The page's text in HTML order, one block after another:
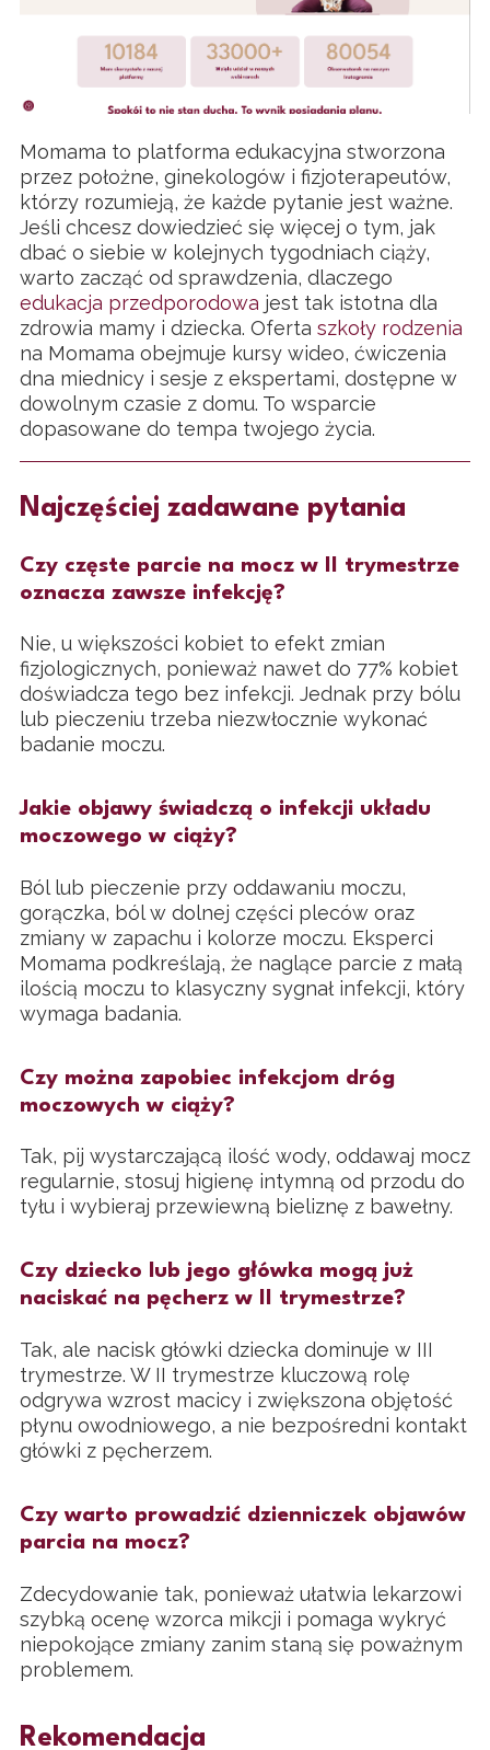
Momama to platforma edukacyjna stworzona
przez położne, ginekologów i fizjoterapeutów,
którzy rozumieją, że każde pytanie jest ważne.
Jeśli chcesz dowiedzieć się więcej o tym, jak
dbać o siebie w kolejnych tygodniach ciąży,
warto zacząć od sprawdzenia, dlaczego
edukacja przedporodowa jest tak istotna dla
zdrowia mamy i dziecka. Oferta szkoły rodzenia
na Momama obejmuje kursy wideo, ćwiczenia
dna miednicy i sesje z ekspertami, dostępne w
dowolnym czasie z domu. To wsparcie
dopasowane do tempa twojego życia.
Najczęściej zadawane pytania
Czy częste parcie na mocz w II trymestrze
oznacza zawsze infekcję?
Nie, u większości kobiet to efekt zmian
fizjologicznych, ponieważ nawet do 77% kobiet
doświadcza tego bez infekcji. Jednak przy bólu
lub pieczeniu trzeba niezwłocznie wykonać
badanie moczu.
Jakie objawy świadczą o infekcji układu
moczowego w ciąży?
Ból lub pieczenie przy oddawaniu moczu,
gorączka, ból w dolnej części pleców oraz
zmiany w zapachu i kolorze moczu. Eksperci
Momama podkreślają, że naglące parcie z małą
ilością moczu to klasyczny sygnał infekcji, który
wymaga badania.
Czy można zapobiec infekcjom dróg
moczowych w ciąży?
Tak, pij wystarczającą ilość wody, oddawaj mocz
regularnie, stosuj higienę intymną od przodu do
tyłu i wybieraj przewiewną bieliznę z bawełny.
Czy dziecko lub jego główka mogą już
naciskać na pęcherz w II trymestrze?
Tak, ale nacisk główki dziecka dominuje w III
trymestrze. W II trymestrze kluczową rolę
odgrywa wzrost macicy i zwiększona objętość
płynu owodniowego, a nie bezpośredni kontakt
główki z pęcherzem.
Czy warto prowadzić dzienniczek objawów
parcia na mocz?
Zdecydowanie tak, ponieważ ułatwia lekarzowi
szybką ocenę wzorca mikcji i pomaga wykryć
niepokojące zmiany zanim staną się poważnym
problemem.
Rekomendacja